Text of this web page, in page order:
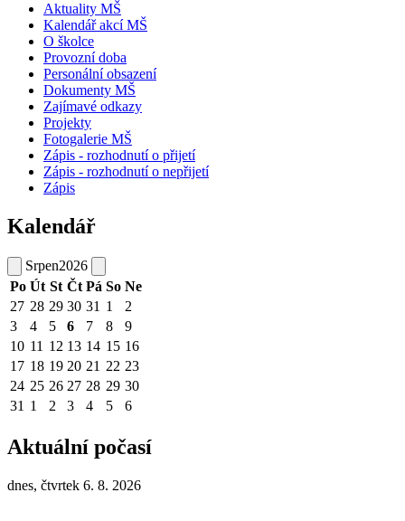
Aktuality MŠ
Kalendář akcí MŠ
O školce
Provozní doba
Personální obsazení
Dokumenty MŠ
Zajímavé odkazy
Projekty
Fotogalerie MŠ
Zápis - rozhodnutí o přijetí
Zápis - rozhodnutí o nepřijetí
Zápis
Kalendář
Srpen2026
Po Út St Čt Pá So Ne
27 28 29 30 31 1
2
3
4 5 6 7 8
9
10 11 12 13 14 15 16
17 18 19 20 21 22 23
24 25 26 27 28 29 30
31 1 2 3 4 5 6
Aktuální počasí
dnes, čtvrtek 6. 8. 2026